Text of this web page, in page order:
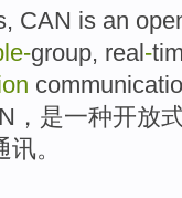
, CAN is an
group, real -
， 是一种开放
讯。